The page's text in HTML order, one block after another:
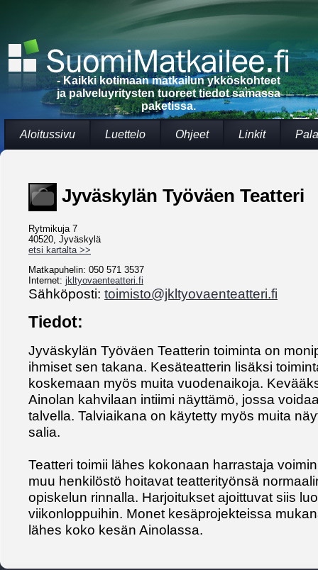
- Kaikki kotimaan matkailun ykköskohteet
ja palveluyritysten tuoreet tiedot samassa
paketissa.
Aloitussivu Luettelo Ohjeet Linkit
Jyväskylän Työväen Teatteri
Rytmikuja 7
40520, Jyväskylä
etsi kartalta >>
Matkapuhelin: 050 571 3537
Internet: jkltyovaenteatteri.fi
Sähköposti: toimisto@jkltyovaenteatteri.fi
Tiedot:
Jyväskylän Työväen Teatterin toiminta on
ihmiset sen takana. Kesäteatterin lisäksi
koskemaan myös muita vuodenaikoja.
Ainolan kahvilaan intiimi näyttämö, jossa
talvella. Talviaikana on käytetty myös muita
salia.
Teatteri toimii lähes kokonaan harrastaja
muu henkilöstö hoitavat teatterityönsä
opiskelun rinnalla. Harjoitukset ajoittuvat siis
viikonloppuihin. Monet kesäprojekteissa
lähes koko kesän Ainolassa.